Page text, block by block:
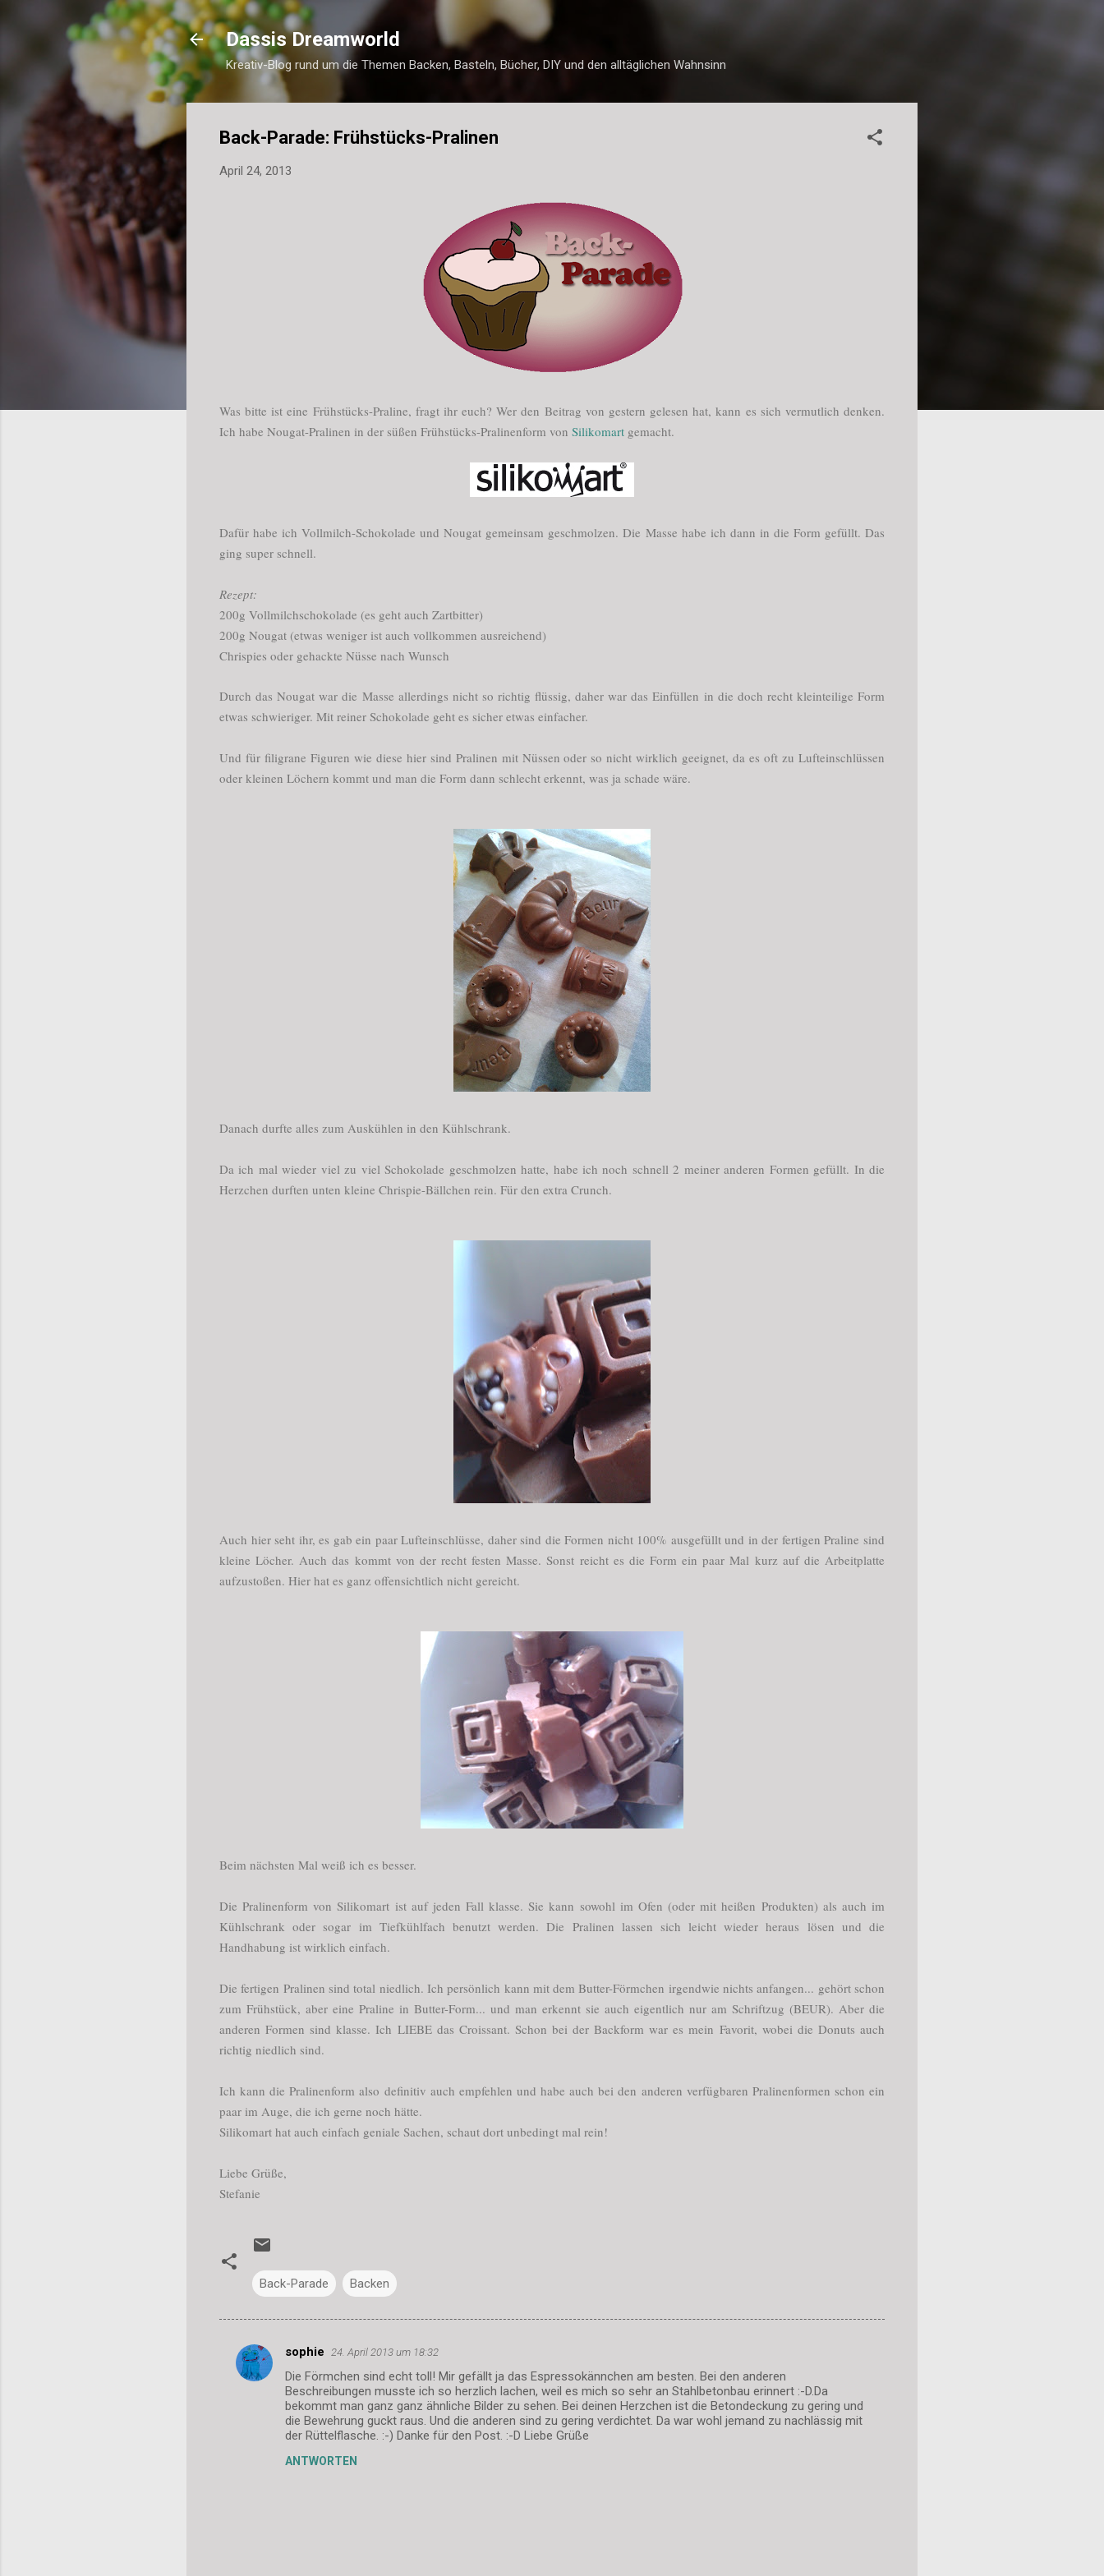
Direkt zum Hauptbereich
Dassis Dreamworld
Kreativ-Blog rund um die Themen Backen, Basteln, Bücher, DIY und den alltäglichen Wahnsinn
Back-Parade: Frühstücks-Pralinen
April 24, 2013
Was bitte ist eine Frühstücks-Praline, fragt ihr euch? Wer den Beitrag von gestern gelesen hat, kann es sich vermutlich denken.
Ich habe Nougat-Pralinen in der süßen Frühstücks-Pralinenform von Silikomart gemacht.
Dafür habe ich Vollmilch-Schokolade und Nougat gemeinsam geschmolzen. Die Masse habe ich dann in die Form gefüllt. Das
ging super schnell.
Rezept:
200g Vollmilchschokolade (es geht auch Zartbitter)
200g Nougat (etwas weniger ist auch vollkommen ausreichend)
Chrispies oder gehackte Nüsse nach Wunsch
Durch das Nougat war die Masse allerdings nicht so richtig flüssig, daher war das Einfüllen in die doch recht kleinteilige Form
etwas schwieriger. Mit reiner Schokolade geht es sicher etwas einfacher.
Und für filigrane Figuren wie diese hier sind Pralinen mit Nüssen oder so nicht wirklich geeignet, da es oft zu Lufteinschlüssen
oder kleinen Löchern kommt und man die Form dann schlecht erkennt, was ja schade wäre.
Danach durfte alles zum Auskühlen in den Kühlschrank.
Da ich mal wieder viel zu viel Schokolade geschmolzen hatte, habe ich noch schnell 2 meiner anderen Formen gefüllt. In die
Herzchen durften unten kleine Chrispie-Bällchen rein. Für den extra Crunch.
Auch hier seht ihr, es gab ein paar Lufteinschlüsse, daher sind die Formen nicht 100% ausgefüllt und in der fertigen Praline sind
kleine Löcher. Auch das kommt von der recht festen Masse. Sonst reicht es die Form ein paar Mal kurz auf die Arbeitplatte
aufzustoßen. Hier hat es ganz offensichtlich nicht gereicht.
Beim nächsten Mal weiß ich es besser.
Die Pralinenform von Silikomart ist auf jeden Fall klasse. Sie kann sowohl im Ofen (oder mit heißen Produkten) als auch im
Kühlschrank oder sogar im Tiefkühlfach benutzt werden. Die Pralinen lassen sich leicht wieder heraus lösen und die
Handhabung ist wirklich einfach.
Die fertigen Pralinen sind total niedlich. Ich persönlich kann mit dem Butter-Förmchen irgendwie nichts anfangen... gehört schon
zum Frühstück, aber eine Praline in Butter-Form... und man erkennt sie auch eigentlich nur am Schriftzug (BEUR). Aber die
anderen Formen sind klasse. Ich LIEBE das Croissant. Schon bei der Backform war es mein Favorit, wobei die Donuts auch
richtig niedlich sind.
Ich kann die Pralinenform also definitiv auch empfehlen und habe auch bei den anderen verfügbaren Pralinenformen schon ein
paar im Auge, die ich gerne noch hätte.
Silikomart hat auch einfach geniale Sachen, schaut dort unbedingt mal rein!
Liebe Grüße,
Stefanie
Back-Parade Backen
K
sophie 24. April 2013 um 18:32
Die Förmchen sind echt toll! Mir gefällt ja das Espressokännchen am besten. Bei den anderen
Beschreibungen musste ich so herzlich lachen, weil es mich so sehr an Stahlbetonbau erinnert :-D.Da
bekommt man ganz ganz ähnliche Bilder zu sehen. Bei deinen Herzchen ist die Betondeckung zu gering und
die Bewehrung guckt raus. Und die anderen sind zu gering verdichtet. Da war wohl jemand zu nachlässig mit
der Rüttelflasche. :-) Danke für den Post. :-D Liebe Grüße
ANTWORTEN